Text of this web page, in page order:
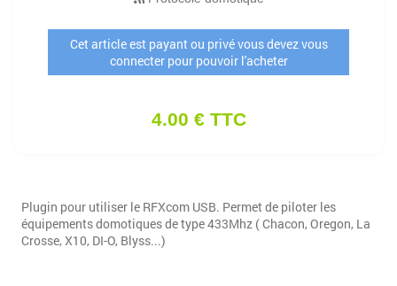
Cet article est payant ou privé vous devez vous
connecter pour pouvoir l'acheter
4.00 € TTC
Plugin pour utiliser le RFXcom USB. Permet de piloter les
équipements domotiques de type 433Mhz ( Chacon, Oregon, La
Crosse, X10, DI-O, Blyss...)